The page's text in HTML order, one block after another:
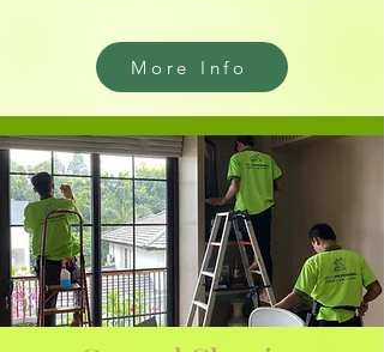
More Info